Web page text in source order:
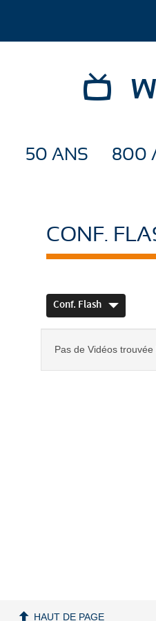
50 ANS 800
CONF.
Conf. Flash
Pas de Vidéos trouvée
HAUT DE PAGE